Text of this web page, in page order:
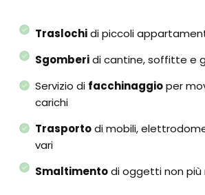
Traslochidi piccoli
Sgomberidi cantine, soffitte e
Servizio di facchinaggioper
carichi
Trasportodi mobili,
vari
Smaltimentodi oggetti non più